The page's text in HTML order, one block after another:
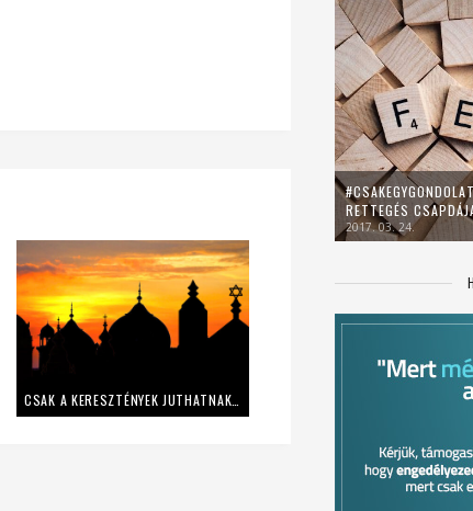
CSAK A KERESZTÉNYEK JUTHATNAK A MENNYBE?
RETTEGÉS
2017. 03. 24.